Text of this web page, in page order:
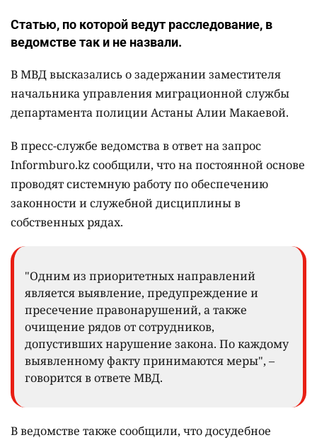
Статью, по которой ведут расследование, в
ведомстве так и не назвали.
В МВД высказались о задержании заместителя
начальника управления миграционной службы
департамента полиции Астаны Алии Макаевой.
В пресс-службе ведомства в ответ на запрос
Informburo.kz сообщили, что на постоянной основе
проводят системную работу по обеспечению
законности и служебной дисциплины в
собственных рядах.
"Одним из приоритетных направлений
является выявление, предупреждение и
пресечение правонарушений, а также
очищение рядов от сотрудников,
допустивших нарушение закона. По каждому
выявленному факту принимаются меры", –
говорится в ответе МВД.
В ведомстве также сообщили, что досудебное